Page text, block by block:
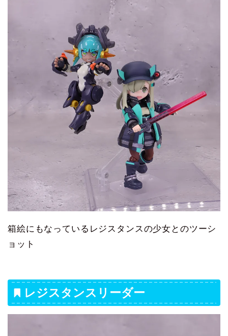
箱絵にもなっているレジスタンスの少女とのツーシ
ョット
レジスタンスリーダー